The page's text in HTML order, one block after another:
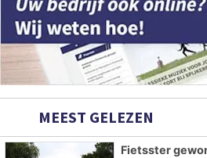
MEEST GELEZEN
Fietsster